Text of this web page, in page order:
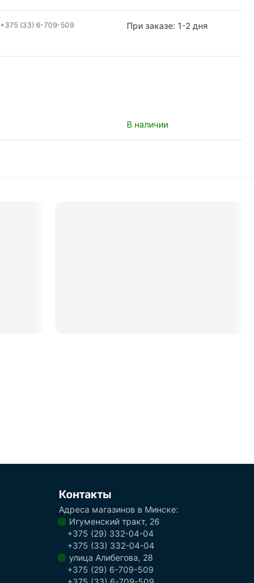
+375 (33) 6-709-509 При заказе: 1-2 дня
В наличии
Контакты
Адреса магазинов в Минске:
Игуменский тракт, 26
+375 (29) 332-04-04
+375 (33) 332-04-04
улица Алибегова, 28
+375 (29) 6-709-509